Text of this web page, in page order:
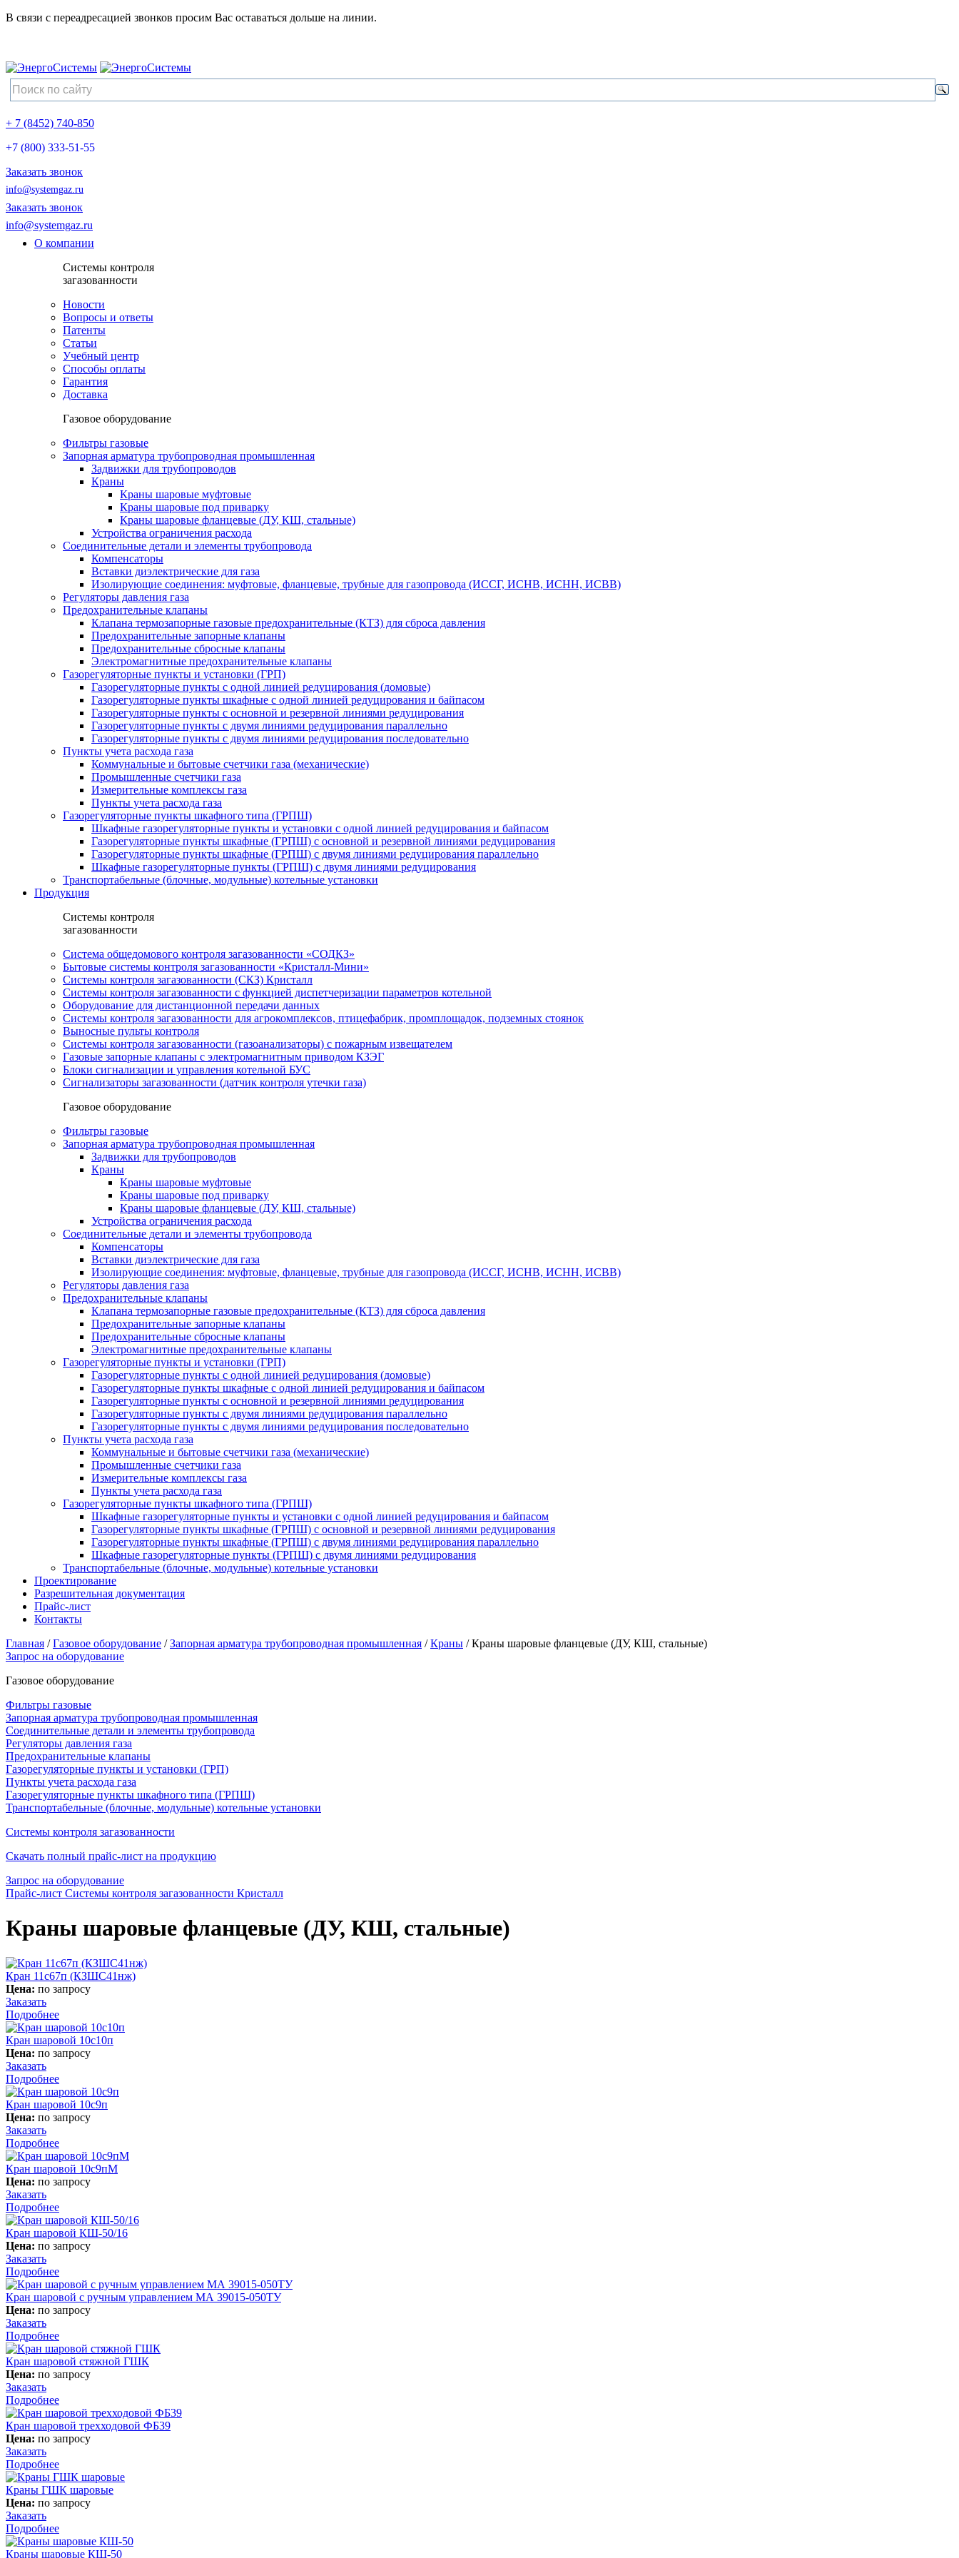
В связи с переадресацией звонков просим Вас оставаться дольше на линии.
+ 7 (8452) 740-850
+7 (800) 333-51-55
Заказать звонок
info@systemgaz.ru
Заказать звонок
info@systemgaz.ru
О компании
Системы контроля
загазованности
Новости
Вопросы и ответы
Патенты
Статьи
Учебный центр
Способы оплаты
Гарантия
Доставка
Газовое оборудование
Фильтры газовые
Запорная арматура трубопроводная промышленная
Задвижки для трубопроводов
Краны
Краны шаровые муфтовые
Краны шаровые под приварку
Краны шаровые фланцевые (ДУ, КШ, стальные)
Устройства ограничения расхода
Соединительные детали и элементы трубопровода
Компенсаторы
Вставки диэлектрические для газа
Изолирующие соединения: муфтовые, фланцевые, трубные для газопровода (ИССГ, ИСНВ, ИСНН, ИСВВ)
Регуляторы давления газа
Предохранительные клапаны
Клапана термозапорные газовые предохранительные (КТЗ) для сброса давления
Предохранительные запорные клапаны
Предохранительные сбросные клапаны
Электромагнитные предохранительные клапаны
Газорегуляторные пункты и установки (ГРП)
Газорегуляторные пункты с одной линией редуцирования (домовые)
Газорегуляторные пункты шкафные с одной линией редуцирования и байпасом
Газорегуляторные пункты с основной и резервной линиями редуцирования
Газорегуляторные пункты с двумя линиями редуцирования параллельно
Газорегуляторные пункты с двумя линиями редуцирования последовательно
Пункты учета расхода газа
Коммунальные и бытовые счетчики газа (механические)
Промышленные счетчики газа
Измерительные комплексы газа
Пункты учета расхода газа
Газорегуляторные пункты шкафного типа (ГРПШ)
Шкафные газорегуляторные пункты и установки c одной линией редуцирования и байпасом
Газорегуляторные пункты шкафные (ГРПШ) с основной и резервной линиями редуцирования
Газорегуляторные пункты шкафные (ГРПШ) с двумя линиями редуцирования параллельно
Шкафные газорегуляторные пункты (ГРПШ) c двумя линиями редуцирования
Транспортабельные (блочные, модульные) котельные установки
Продукция
Системы контроля
загазованности
Система общедомового контроля загазованности «СОДКЗ»
Бытовые системы контроля загазованности «Кристалл-Мини»
Системы контроля загазованности (СКЗ) Кристалл
Системы контроля загазованности с функцией диспетчеризации параметров котельной
Оборудование для дистанционной передачи данных
Системы контроля загазованности для агрокомплексов, птицефабрик, промплощадок, подземных стоянок
Выносные пульты контроля
Системы контроля загазованности (газоанализаторы) с пожарным извещателем
Газовые запорные клапаны с электромагнитным приводом КЗЭГ
Блоки сигнализации и управления котельной БУС
Сигнализаторы загазованности (датчик контроля утечки газа)
Газовое оборудование
Фильтры газовые
Запорная арматура трубопроводная промышленная
Задвижки для трубопроводов
Краны
Краны шаровые муфтовые
Краны шаровые под приварку
Краны шаровые фланцевые (ДУ, КШ, стальные)
Устройства ограничения расхода
Соединительные детали и элементы трубопровода
Компенсаторы
Вставки диэлектрические для газа
Изолирующие соединения: муфтовые, фланцевые, трубные для газопровода (ИССГ, ИСНВ, ИСНН, ИСВВ)
Регуляторы давления газа
Предохранительные клапаны
Клапана термозапорные газовые предохранительные (КТЗ) для сброса давления
Предохранительные запорные клапаны
Предохранительные сбросные клапаны
Электромагнитные предохранительные клапаны
Газорегуляторные пункты и установки (ГРП)
Газорегуляторные пункты с одной линией редуцирования (домовые)
Газорегуляторные пункты шкафные с одной линией редуцирования и байпасом
Газорегуляторные пункты с основной и резервной линиями редуцирования
Газорегуляторные пункты с двумя линиями редуцирования параллельно
Газорегуляторные пункты с двумя линиями редуцирования последовательно
Пункты учета расхода газа
Коммунальные и бытовые счетчики газа (механические)
Промышленные счетчики газа
Измерительные комплексы газа
Пункты учета расхода газа
Газорегуляторные пункты шкафного типа (ГРПШ)
Шкафные газорегуляторные пункты и установки c одной линией редуцирования и байпасом
Газорегуляторные пункты шкафные (ГРПШ) с основной и резервной линиями редуцирования
Газорегуляторные пункты шкафные (ГРПШ) с двумя линиями редуцирования параллельно
Шкафные газорегуляторные пункты (ГРПШ) c двумя линиями редуцирования
Транспортабельные (блочные, модульные) котельные установки
Проектирование
Разрешительная документация
Прайс-лист
Контакты
Главная / Газовое оборудование / Запорная арматура трубопроводная промышленная / Краны / Краны шаровые фланцевые (ДУ, КШ, стальные)
Запрос на оборудование
Газовое оборудование
Фильтры газовые
Запорная арматура трубопроводная промышленная
Соединительные детали и элементы трубопровода
Регуляторы давления газа
Предохранительные клапаны
Газорегуляторные пункты и установки (ГРП)
Пункты учета расхода газа
Газорегуляторные пункты шкафного типа (ГРПШ)
Транспортабельные (блочные, модульные) котельные установки
Системы контроля загазованности
Скачать полный прайс-лист на продукцию
Запрос на оборудование
Прайс-лист Системы контроля загазованности Кристалл
Краны шаровые фланцевые (ДУ, КШ, стальные)
Кран 11с67п (КЗШС41нж)
Цена: по запросу
Заказать
Подробнее
Кран шаровой 10с10п
Цена: по запросу
Заказать
Подробнее
Кран шаровой 10с9п
Цена: по запросу
Заказать
Подробнее
Кран шаровой 10с9пМ
Цена: по запросу
Заказать
Подробнее
Кран шаровой КШ-50/16
Цена: по запросу
Заказать
Подробнее
Кран шаровой с ручным управлением МА 39015-050ТУ
Цена: по запросу
Заказать
Подробнее
Кран шаровой стяжной ГШК
Цена: по запросу
Заказать
Подробнее
Кран шаровой трехходовой ФБ39
Цена: по запросу
Заказать
Подробнее
Краны ГШК шаровые
Цена: по запросу
Заказать
Подробнее
Краны шаровые КШ-50